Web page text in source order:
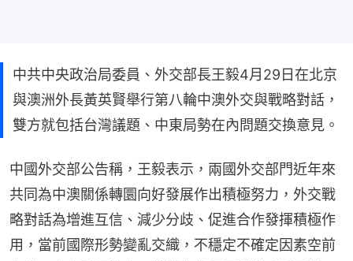
中共中央政治局委員、外交部長王毅4月29日在北京
與澳洲外長黃英賢舉行第八輪中澳外交與戰略對話，
雙方就包括台灣議題、中東局勢在內問題交換意見。
中國外交部公告稱，王毅表示，兩國外交部門近年來
共同為中澳關係轉圜向好發展作出積極努力，外交戰
略對話為增進互信、減少分歧、促進合作發揮積極作
用，當前國際形勢變亂交織，不穩定不確定因素空前